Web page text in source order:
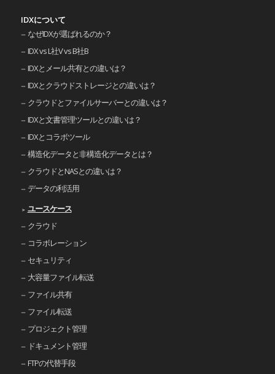
IDXについて
なぜIDXが選ばれるのか？
IDX vs L社V vs B社B
IDXとメール共有との違いは？
IDXとクラウドストレージとの違いは？
クラウドとファイルサーバーとの違いは？
IDXと文書管理ツールとの違いは？
IDXとコラボツール
構造化データと非構造化データとは？
クラウドとNASとの違いは？
データの利活用
ユースケース
クラウド
コラボレーション
セキュリティ
大容量ファイル転送
ファイル共有
ファイル転送
プロジェクト管理
ドキュメント管理
FTPの代替手段